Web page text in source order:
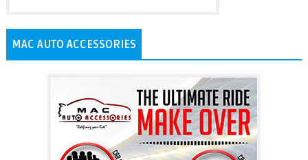
MAC AUTO ACCESSORIES